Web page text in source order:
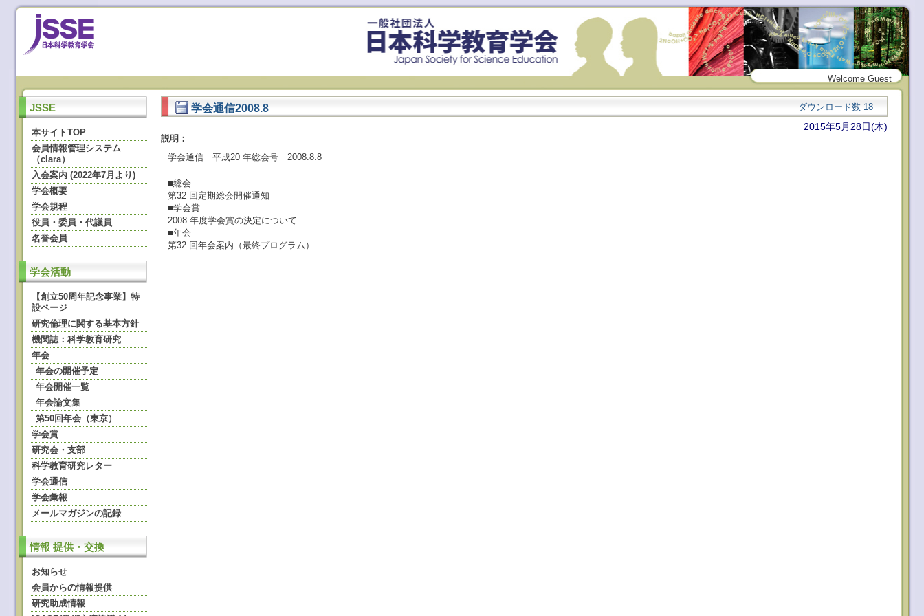
Welcome Guest
JSSE
本サイトTOP
会員情報管理システム
（clara）
入会案内 (2022年7月より)
学会概要
学会規程
役員・委員・代議員
名誉会員
学会活動
【創立50周年記念事業】特
設ページ
研究倫理に関する基本方針
機関誌：科学教育研究
年会
年会の開催予定
年会開催一覧
年会論文集
第50回年会（東京）
学会賞
研究会・支部
科学教育研究レター
学会通信
学会彙報
メールマガジンの記録
情報 提供・交換
お知らせ
会員からの情報提供
研究助成情報
学会通信2008.8 ダウンロード数 18
2015年5月28日(木)
説明：
学会通信 平成20 年総会号 2008.8.8
■総会
第32 回定期総会開催通知
■学会賞
2008 年度学会賞の決定について
■年会
第32 回年会案内（最終プログラム）